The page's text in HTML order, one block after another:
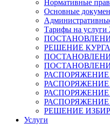
Нормативные
Основные
Тарифы на
РЕШЕНИЕ
РАСПОРЯЖЕНИЕ
РЕШЕНИЕ
Услуги